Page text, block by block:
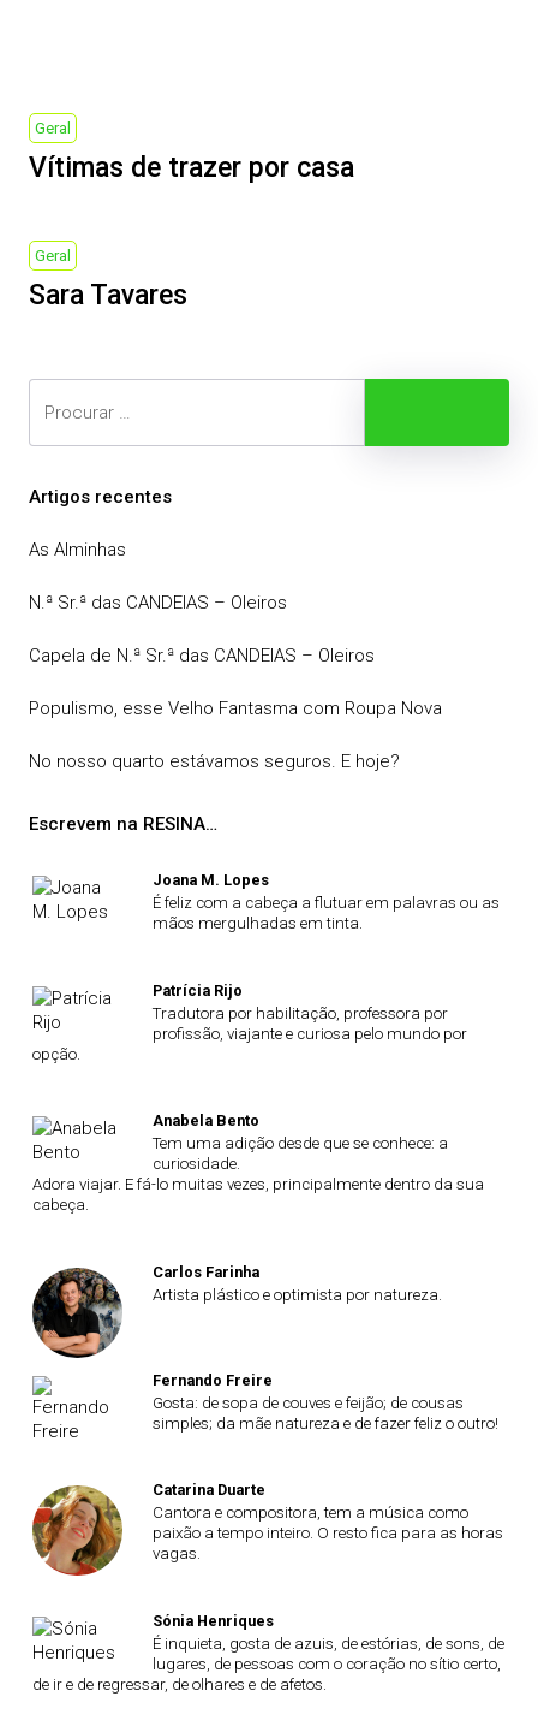
navigation
Previous
Post
Geral
Vítimas de trazer por casa
Next
Post
Geral
Sara Tavares
Artigos recentes
As Alminhas
N.ª Sr.ª das CANDEIAS – Oleiros
Capela de N.ª Sr.ª das CANDEIAS – Oleiros
Populismo, esse Velho Fantasma com Roupa Nova
No nosso quarto estávamos seguros. E hoje?
Escrevem na RESINA…
Joana M. Lopes
É feliz com a cabeça a flutuar em palavras ou as
mãos mergulhadas em tinta.
Patrícia Rijo
Tradutora por habilitação, professora por
profissão, viajante e curiosa pelo mundo por
opção.
Anabela Bento
Tem uma adição desde que se conhece: a
curiosidade.
Adora viajar. E fá-lo muitas vezes, principalmente dentro da sua
cabeça.
Carlos Farinha
Artista plástico e optimista por natureza.
Fernando Freire
Gosta: de sopa de couves e feijão; de cousas
simples; da mãe natureza e de fazer feliz o outro!
Catarina Duarte
Cantora e compositora, tem a música como
paixão a tempo inteiro. O resto fica para as horas
vagas.
Sónia Henriques
É inquieta, gosta de azuis, de estórias, de sons, de
lugares, de pessoas com o coração no sítio certo,
de ir e de regressar, de olhares e de afetos.